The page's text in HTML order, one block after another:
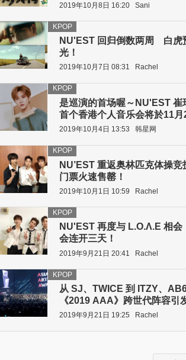
2019年10月8日 16:20 Sani
NU'EST 回归倒数两周 白虎
光！
KPOP
2019年10月7日 08:31 Rachel
是巡演的首场喔～NU'EST 崔
首个香港个人音乐会将於11月
KPOP
2019年10月4日 13:53 韩星网
NU’EST 重返奥林匹克体操
门票火速售罄！
KPOP
2019年10月1日 10:59 Rachel
NU'EST 再度与 L.O.Λ.E 相
会连开三天！
KPOP
2019年9月21日 20:41 Rachel
从 SJ、TWICE 到 ITZY、
《2019 AAA》跨世代阵容引
KPOP
2019年9月21日 19:25 Rachel